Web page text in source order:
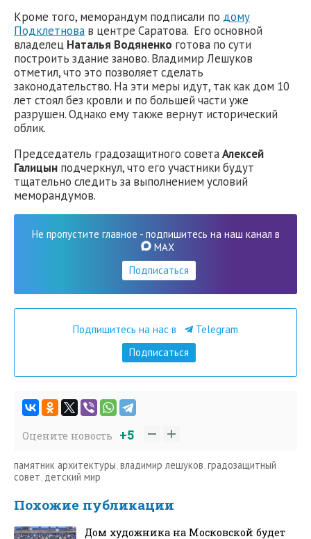
Кроме того, меморандум подписали по дому
Подклетнова в центре Саратова. Его основной
владелец Наталья Водяненко готова по сути
построить здание заново. Владимир Лешуков
отметил, что это позволяет сделать
законодательство. На эти меры идут, так как дом 10
лет стоял без кровли и по большей части уже
разрушен. Однако ему также вернут исторический
облик.
Председатель градозащитного советаАлексей
Галицын подчеркнул, что его участники будут
тщательно следить за выполнением условий
меморандумов.
Не пропустите главное - подпишитесь на наш канал в
MAX
Подписаться
Подпишитесь на нас в
Telegram
Подписаться
Оцените новость +5
памятник архитектуры,владимир лешуков,градозащитный
совет, детский мир
Похожие публикации
Дом художника на Московской будет